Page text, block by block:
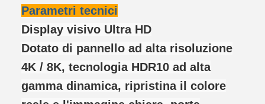
Parametri tecnici
Display visivo Ultra HD
Dotato di pannello ad alta risoluzione
4K / 8K, tecnologia HDR10 ad alta
gamma dinamica, ripristina il colore